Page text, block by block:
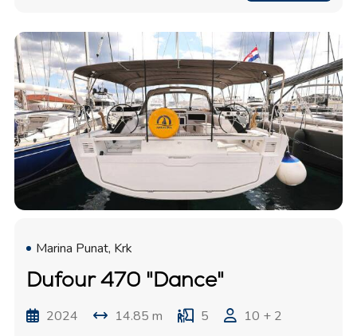
Marina Punat, Krk
Dufour 470 "Dance"
2024 14.85 m 5
10 + 2